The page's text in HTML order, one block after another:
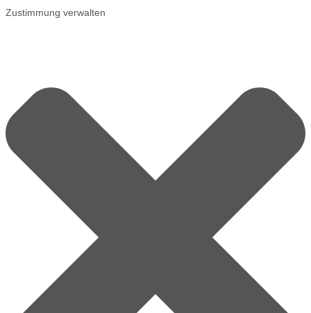
Zustimmung verwalten